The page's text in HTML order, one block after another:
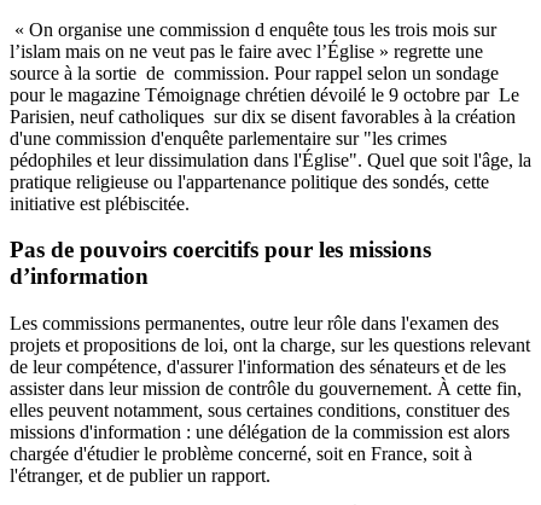
« On organise une commission d enquête tous les trois mois sur
l’islam mais on ne veut pas le faire avec l’Église » regrette une
source à la sortie de commission. Pour rappel selon un sondage
pour le magazine Témoignage chrétien dévoilé le 9 octobre par Le
Parisien, neuf catholiques sur dix se disent favorables à la création
d'une commission d'enquête parlementaire sur "les crimes
pédophiles et leur dissimulation dans l'Église". Quel que soit l'âge, la
pratique religieuse ou l'appartenance politique des sondés, cette
initiative est plébiscitée.
Pas de pouvoirs coercitifs pour les missions
d’information
Les commissions permanentes, outre leur rôle dans l'examen des
projets et propositions de loi, ont la charge, sur les questions relevant
de leur compétence, d'assurer l'information des sénateurs et de les
assister dans leur mission de contrôle du gouvernement. À cette fin,
elles peuvent notamment, sous certaines conditions, constituer des
missions d'information : une délégation de la commission est alors
chargée d'étudier le problème concerné, soit en France, soit à
l'étranger, et de publier un rapport.